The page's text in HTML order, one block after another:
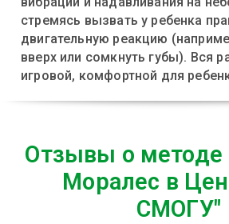
стремясь вызвать у ребенка
двигательную реакцию
вверх или сомкнуть губы). Вся
игровой, комфортной для
Отзывы о методе
Моралес в
СМОГУ"